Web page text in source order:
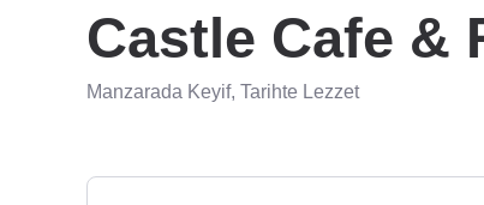
Castle Cafe &
Manzarada Keyif, Tarihte Lezzet